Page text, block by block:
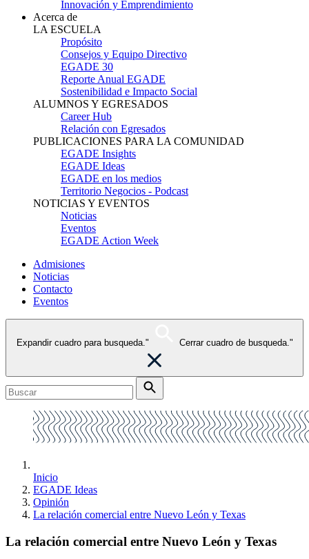
Innovación y Emprendimiento
Acerca de
LA ESCUELA
Propósito
Consejos y Equipo Directivo
EGADE 30
Reporte Anual EGADE
Sostenibilidad e Impacto Social
ALUMNOS Y EGRESADOS
Career Hub
Relación con Egresados
PUBLICACIONES PARA LA COMUNIDAD
EGADE Insights
EGADE Ideas
EGADE en los medios
Territorio Negocios - Podcast
NOTICIAS Y EVENTOS
Noticias
Eventos
EGADE Action Week
Admisiones
Noticias
Contacto
Eventos
Expandir cuadro para busqueda." Cerrar cuadro de busqueda."
Inicio
EGADE Ideas
Opinión
La relación comercial entre Nuevo León y Texas
La relación comercial entre Nuevo León y Texas